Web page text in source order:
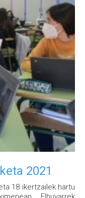
2021
18 ikertzailek hartu